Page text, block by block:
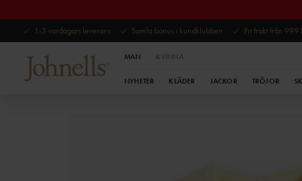
1-3 vardagars leverans
Samla bonus i kundklubben Fri frakt från 999
MAN KVINNA
NYHETER KLÄDER JACKOR TRÖJOR